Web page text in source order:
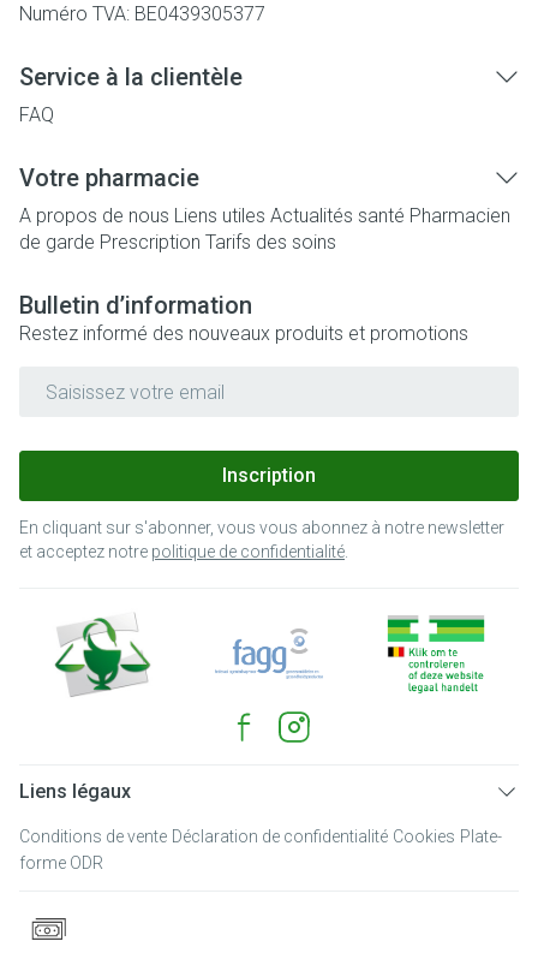
Numéro TVA: BE0439305377
Service à la clientèle
FAQ
Votre pharmacie
A propos de nous Liens utiles Actualités santé Pharmacien
de garde Prescription Tarifs des soins
Bulletin d’information
Restez informé des nouveaux produits et promotions
Inscription
En cliquant sur s'abonner, vous vous abonnez à notre newsletter
et acceptez notre politique de confidentialité
Liens légaux
Conditions de vente Déclaration de confidentialité Cookies Plate-
forme ODR